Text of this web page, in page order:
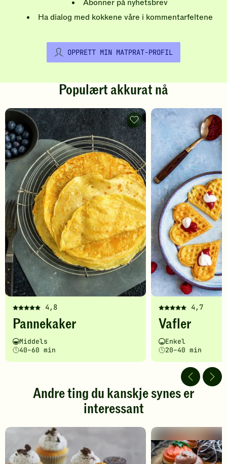
Abonner på nyhetsbrev
Ha dialog med kokkene våre i kommentarfeltene
OPPRETT MIN MATPRAT-PROFIL
Populært akkurat nå
4,8
Denne
oppskriften
fått
5
av
stjerner.
gi
vurdering.
Pannekaker
Vanskelighetsgrad
Middels
Tilberedningstid
40–60 min
Pannekaker
-
legg
til
favoritter
4,7
Denne
oppskriften
fått
5
av
stjerner.
Klikk
gi
din
vurdering.
Vafler
Vanskelighetsgrad
Enkel
Tilberedningstid
20–40 min
Andre ting du kanskje synes er
interessant